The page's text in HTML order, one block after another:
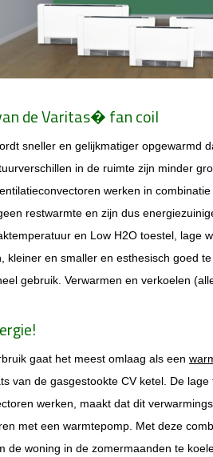
de Varitas� fan coil
sneller en gelijkmatiger opgewarmd
in de ruimte zijn minder
werken in
restwarmte en zijn dus e
en Low H2O toestel, lage
kleiner en smaller en esthesisch goed
gebruik. Verwarmen en verkoelen
gaat het meest omlaag als een
van de gasgestookte CV ketel. De
werken, maakt dat dit
met een warmtepomp. Met deze
de woning in de zomermaanden te